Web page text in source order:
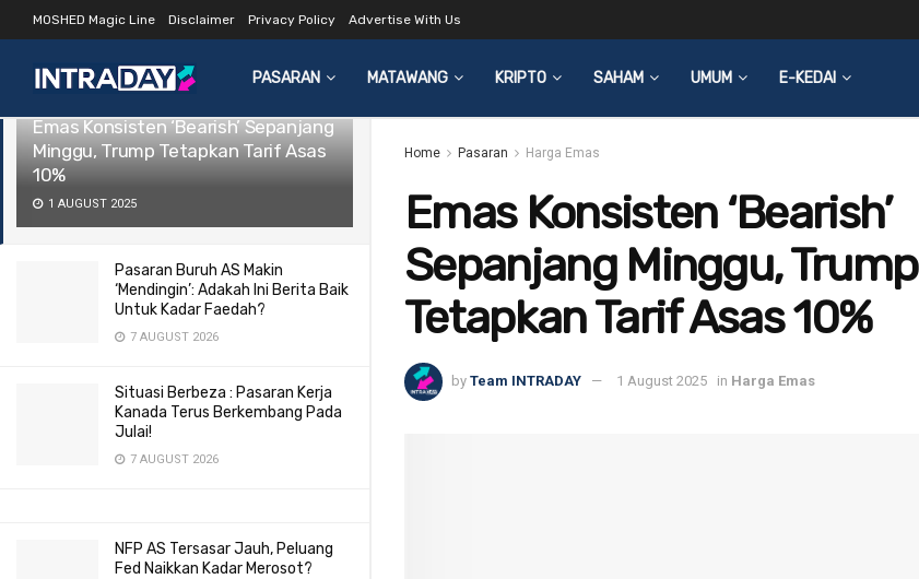
LATEST TRENDING Filter
Emas Konsisten ‘Bearish’ Sepanjang
Minggu, Trump Tetapkan Tarif Asas
10%
1 AUGUST 2025
Pasaran Buruh AS Makin
‘Mendingin’: Adakah Ini Berita Baik
Untuk Kadar Faedah?
7 AUGUST 2026
Situasi Berbeza : Pasaran Kerja
Kanada Terus Berkembang Pada
Julai!
7 AUGUST 2026
NFP AS Tersasar Jauh, Peluang
Fed Naikkan Kadar Merosot?
MOSHED Magic Line Disclaimer Privacy Policy Advertise With Us
PASARAN MATAWANG KRIPTO SAHAM UMUM E-KEDAI
Home Pasaran Harga Emas
Emas Konsisten ‘Bearish’
Sepanjang Minggu, Trump
Tetapkan Tarif Asas 10%
by Team INTRADAY 1 August 2025 in Harga Emas